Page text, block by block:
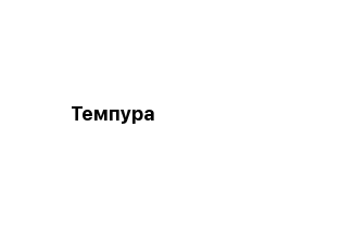
Темпура